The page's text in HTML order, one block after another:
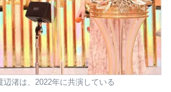
辺渚は、2022年に共演している